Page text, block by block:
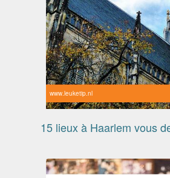
www.leuketip.nl
15 lieux à Haarlem vous